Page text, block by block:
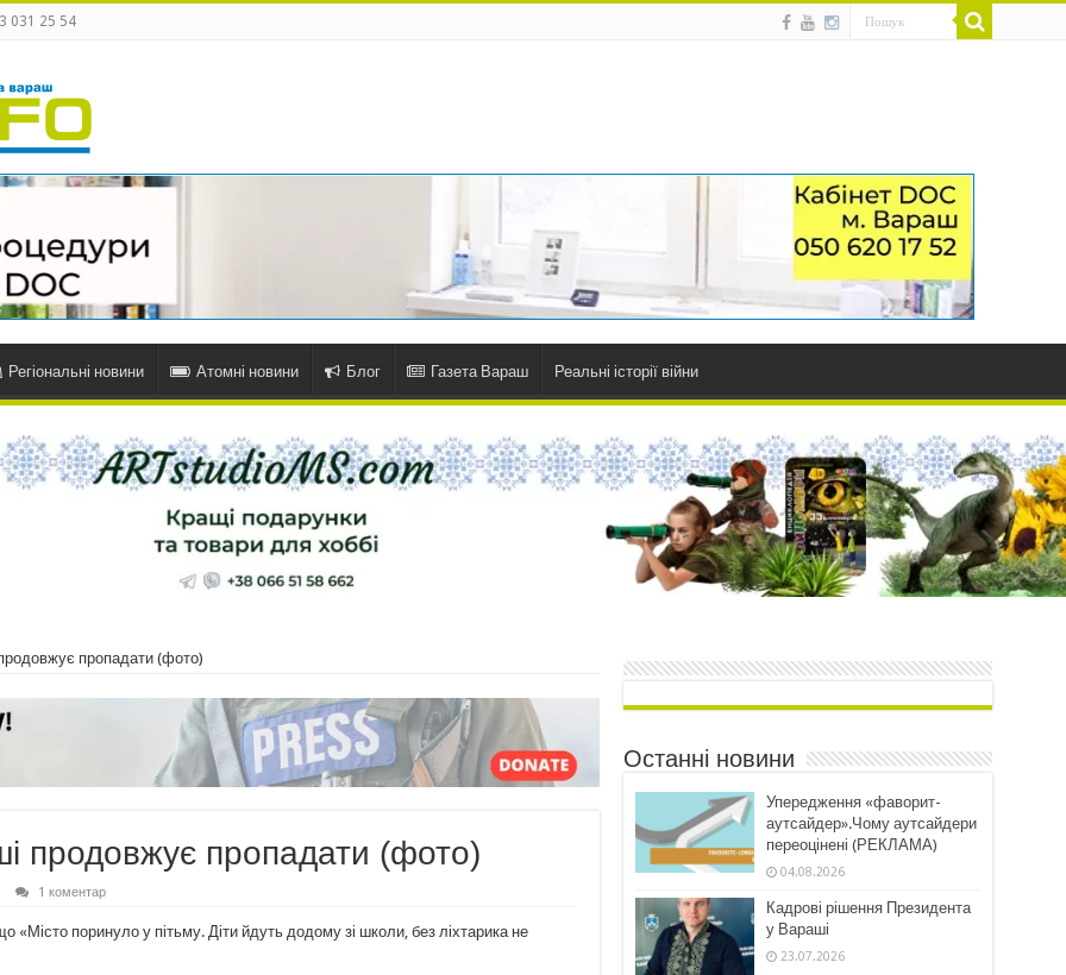
031 25 54
Регіональні новини Атомні новини Блог Газета Вараш Реальні історії війни
пропадати (фото)
продовжує пропадати (фото)
1 коментар
«Місто поринуло у пітьму. Діти йдуть додому зі школи, без ліхтарика не
Останні новини
Упередження «фаворит-
аутсайдер».Чому аутсайдери
переоцінені (РЕКЛАМА)
04.08.2026
Кадрові рішення Президента
у Вараші
23.07.2026